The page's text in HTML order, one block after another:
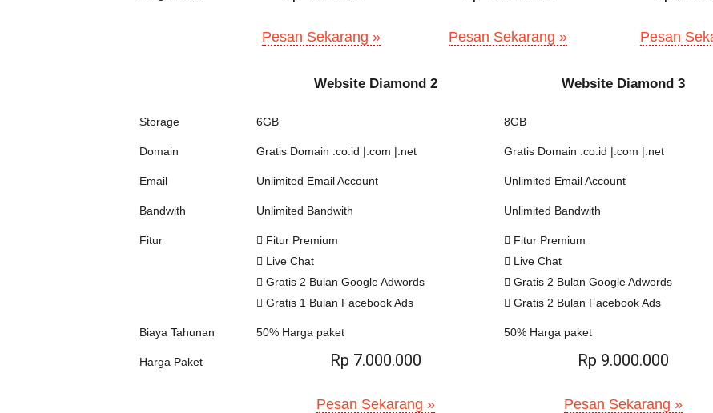
Pesan Sekarang » Pesan Sekarang » Pesan
Website Diamond 2 Website Diamond 3
Storage 6GB 8GB
Domain Gratis Domain .co.id |.com |.net Gratis Domain .co.id |.com |.net
Email Unlimited Email Account Unlimited Email Account
Bandwith Unlimited Bandwith Unlimited Bandwith
Fitur
Fitur Premium
Live Chat
Gratis 2 Bulan Google Adwords
Gratis 1 Bulan Facebook Ads
Fitur Premium
Live Chat
Gratis 2 Bulan Google Adwords
Gratis 2 Bulan Facebook Ads
Biaya Tahunan 50% Harga paket 50% Harga paket
Harga Paket Rp 7.000.000 Rp 9.000.000
Pesan Sekarang » Pesan Sekarang »